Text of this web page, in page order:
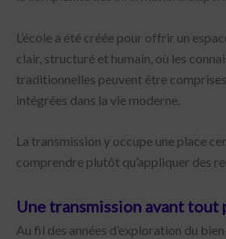
L’école a été créée pour offrir un
clair, structuré et humain, où les
traditionnelles peuvent être
intégrées dans la vie moderne.
La transmission y occupe une place
comprendre plutôt qu’appliquer des
Une transmission avant tout
Au fil des années d’exploration du